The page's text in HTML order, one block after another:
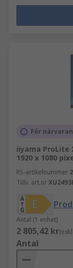
För
iiyama ProLite
1920 x 1080
RS-artikelnummer
Tillv. art.nr
Antal (1 enhet)
2 805,42 kr
Antal